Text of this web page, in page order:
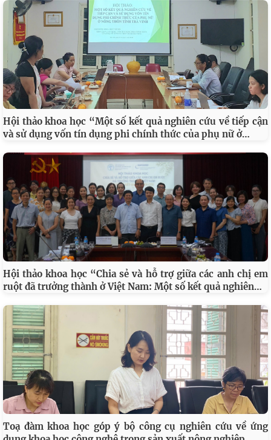
Hội thảo khoa học “Một số kết quả nghiên cứu về tiếp cận
và sử dụng vốn tín dụng phi chính thức của phụ nữ ở…
Hội thảo khoa học “Chia sẻ và hỗ trợ giữa các anh chị em
ruột đã trưởng thành ở Việt Nam: Một số kết quả nghiên…
Toạ đàm khoa học góp ý bộ công cụ nghiên cứu về ứng